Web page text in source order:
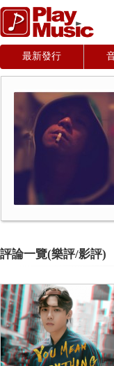
最新發行
評論一覽(樂評/影評)